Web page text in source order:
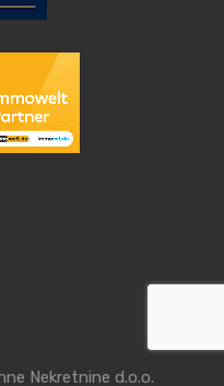
Nekretnine d.o.o.